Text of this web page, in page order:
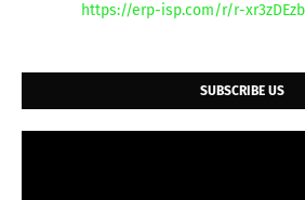
https://erp-isp.com/r/r-
SUBSCRIBE US